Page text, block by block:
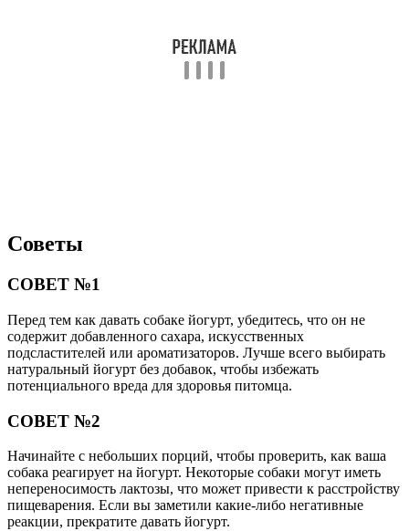
Советы
СОВЕТ №1
Перед тем как давать собаке йогурт, убедитесь, что он не
содержит добавленного сахара, искусственных
подсластителей или ароматизаторов. Лучше всего выбирать
натуральный йогурт без добавок, чтобы избежать
потенциального вреда для здоровья питомца.
СОВЕТ №2
Начинайте с небольших порций, чтобы проверить, как ваша
собака реагирует на йогурт. Некоторые собаки могут иметь
непереносимость лактозы, что может привести к расстройству
пищеварения. Если вы заметили какие-либо негативные
реакции, прекратите давать йогурт.